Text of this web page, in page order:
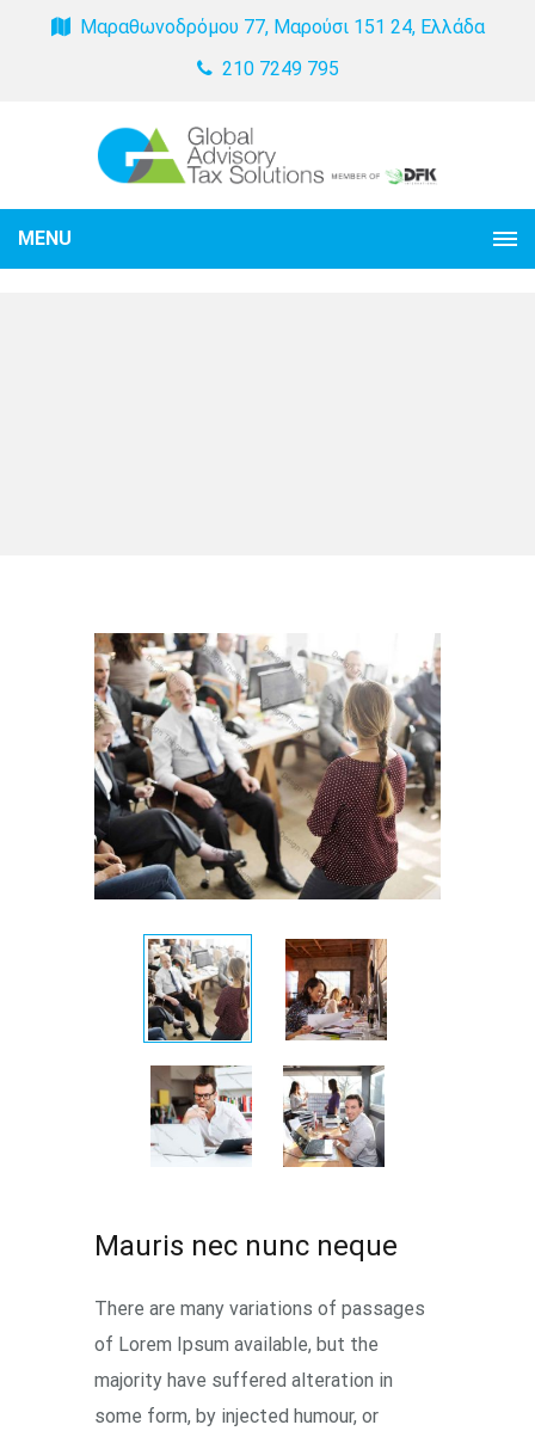
Μαραθωνοδρόμου 77, Μαρούσι 151 24, Ελλάδα
210 7249 795
MENU
Mauris nec nunc neque
There are many variations of passages
of Lorem Ipsum available, but the
majority have suffered alteration in
some form, by injected humour, or